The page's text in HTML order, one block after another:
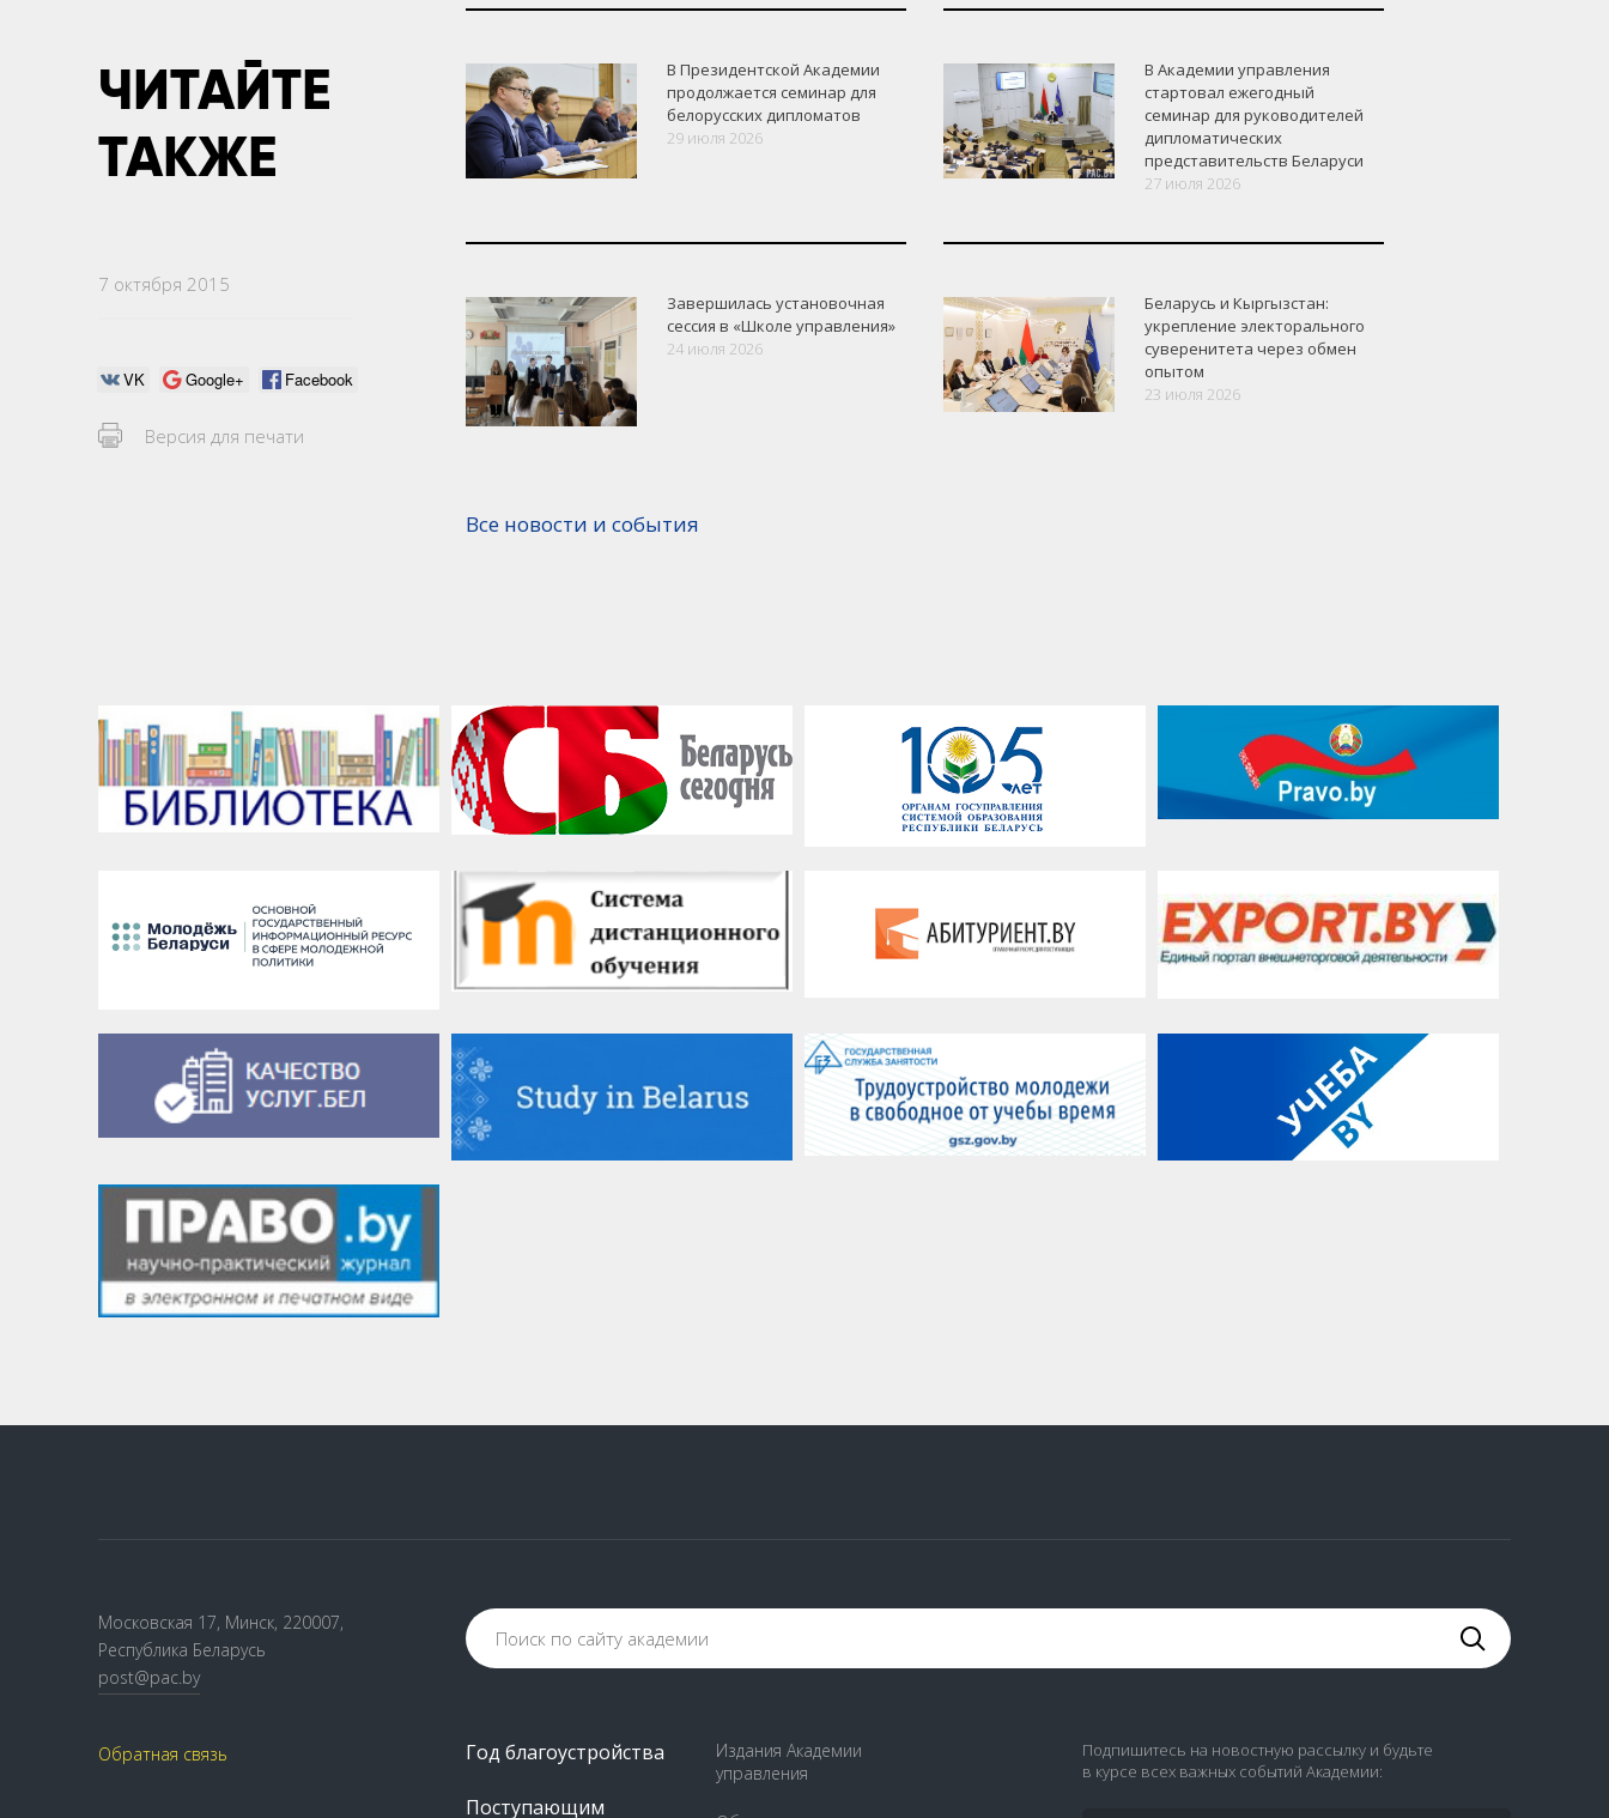
7 октября 2015
VK Google+ Facebook
Версия для печати
ЧИТАЙТЕ
ТАКЖЕ
В Президентской Академии
продолжается семинар для
белорусских дипломатов
29 июля 2026
В Академии управления
стартовал ежегодный
семинар для руководителей
дипломатических
представительств Беларуси
27 июля 2026
Завершилась установочная
сессия в «Школе управления»
24 июля 2026
Беларусь и Кыргызстан:
укрепление электорального
суверенитета через обмен
опытом
23 июля 2026
Все новости и события
Московская 17, Минск, 220007,
Республика Беларусь
post@pac.by
Обратная связь Год благоустройства
Поступающим
Издания Академии
управления
Подпишитесь на новостную рассылку и будьте
в курсе всех важных событий Академии: